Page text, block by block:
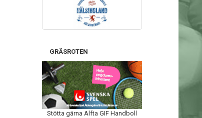
GRÄSROTEN
Stötta gärna Alfta GIF Handboll